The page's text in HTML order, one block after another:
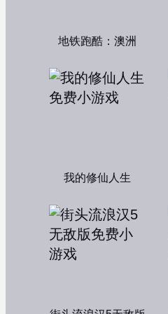
地铁跑酷：澳洲
我的修仙人生